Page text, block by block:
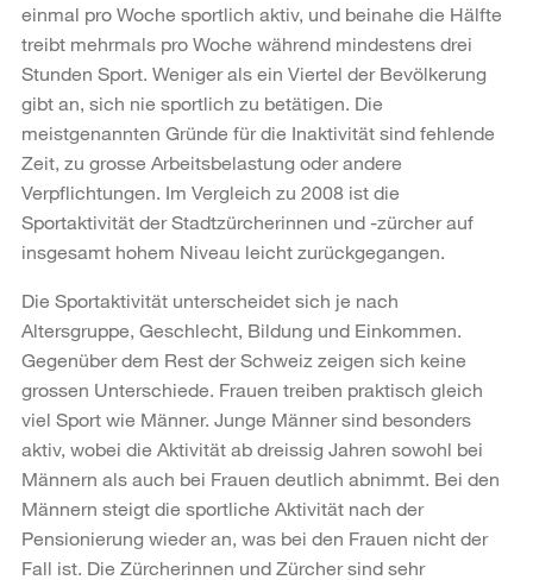
einmal pro Woche sportlich aktiv, und beinahe die Hälfte
treibt mehrmals pro Woche während mindestens drei
Stunden Sport. Weniger als ein Viertel der Bevölkerung
gibt an, sich nie sportlich zu betätigen. Die
meistgenannten Gründe für die Inaktivität sind fehlende
Zeit, zu grosse Arbeitsbelastung oder andere
Verpflichtungen. Im Vergleich zu 2008 ist die
Sportaktivität der Stadtzürcherinnen und -zürcher auf
insgesamt hohem Niveau leicht zurückgegangen.
Die Sportaktivität unterscheidet sich je nach
Altersgruppe, Geschlecht, Bildung und Einkommen.
Gegenüber dem Rest der Schweiz zeigen sich keine
grossen Unterschiede. Frauen treiben praktisch gleich
viel Sport wie Männer. Junge Männer sind besonders
aktiv, wobei die Aktivität ab dreissig Jahren sowohl bei
Männern als auch bei Frauen deutlich abnimmt. Bei den
Männern steigt die sportliche Aktivität nach der
Pensionierung wieder an, was bei den Frauen nicht der
Fall ist. Die Zürcherinnen und Zürcher sind sehr